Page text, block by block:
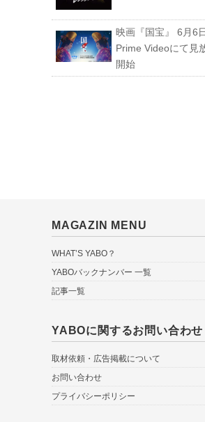
映画『国宝』 6月6
Prime Videoにて見
開始
MAGAZIN MENU
WHAT’S YABO？
YABOバックナンバー 一覧
記事一覧
YABOに関するお問い合わせ
取材依頼・広告掲載について
お問い合わせ
プライバシーポリシー